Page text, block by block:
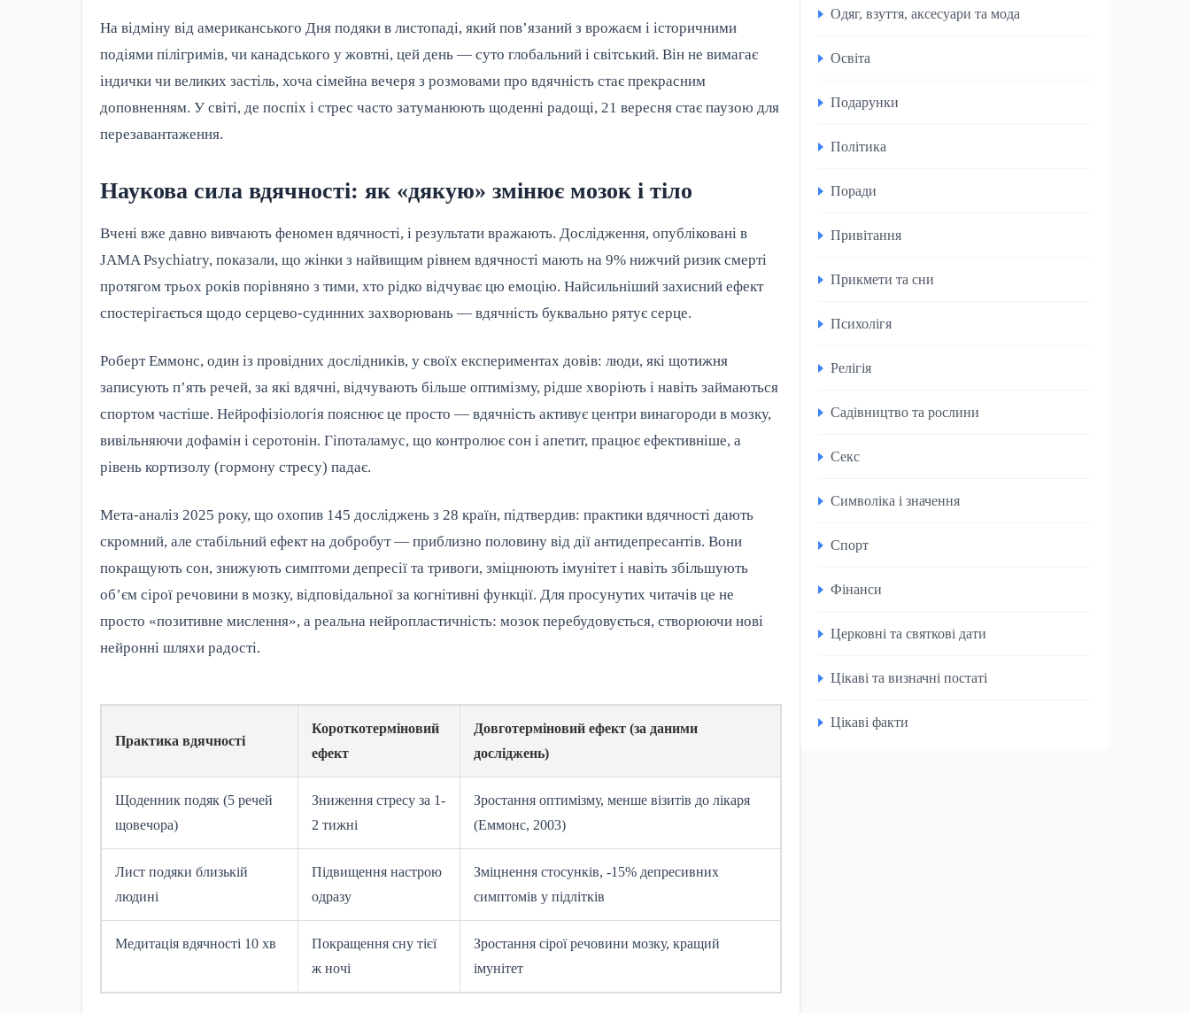
На відміну від американського Дня подяки в листопаді, який пов’язаний з врожаєм і історичними
подіями пілігримів, чи канадського у жовтні, цей день — суто глобальний і світський. Він не вимагає
індички чи великих застіль, хоча сімейна вечеря з розмовами про вдячність стає прекрасним
доповненням. У світі, де поспіх і стрес часто затуманюють щоденні радощі, 21 вересня стає паузою для
перезавантаження.
Наукова сила вдячності: як «дякую» змінює мозок і тіло
Вчені вже давно вивчають феномен вдячності, і результати вражають. Дослідження, опубліковані в
JAMA Psychiatry, показали, що жінки з найвищим рівнем вдячності мають на 9% нижчий ризик смерті
протягом трьох років порівняно з тими, хто рідко відчуває цю емоцію. Найсильніший захисний ефект
спостерігається щодо серцево-судинних захворювань — вдячність буквально рятує серце.
Роберт Еммонс, один із провідних дослідників, у своїх експериментах довів: люди, які щотижня
записують п’ять речей, за які вдячні, відчувають більше оптимізму, рідше хворіють і навіть займаються
спортом частіше. Нейрофізіологія пояснює це просто — вдячність активує центри винагороди в мозку,
вивільняючи дофамін і серотонін. Гіпоталамус, що контролює сон і апетит, працює ефективніше, а
рівень кортизолу (гормону стресу) падає.
Мета-аналіз 2025 року, що охопив 145 досліджень з 28 країн, підтвердив: практики вдячності дають
скромний, але стабільний ефект на добробут — приблизно половину від дії антидепресантів. Вони
покращують сон, знижують симптоми депресії та тривоги, зміцнюють імунітет і навіть збільшують
об’єм сірої речовини в мозку, відповідальної за когнітивні функції. Для просунутих читачів це не
просто «позитивне мислення», а реальна нейропластичність: мозок перебудовується, створюючи нові
нейронні шляхи радості.
Практика вдячності
Короткотерміновий
ефект
Довготерміновий ефект (за даними
досліджень)
Щоденник подяк (5 речей
щовечора)
Зниження стресу за 1-
2 тижні
Зростання оптимізму, менше візитів до лікаря
(Еммонс, 2003)
Лист подяки близькій
людині
Підвищення настрою
одразу
Зміцнення стосунків, -15% депресивних
симптомів у підлітків
Медитація вдячності 10 хв
Покращення сну тієї
ж ночі
Зростання сірої речовини мозку, кращий
імунітет
Одяг, взуття, аксесуари та мода
Освіта
Подарунки
Політика
Поради
Привітання
Прикмети та сни
Психолігя
Релігія
Садівництво та рослини
Секс
Символіка і значення
Спорт
Фінанси
Церковні та святкові дати
Цікаві та визначні постаті
Цікаві факти